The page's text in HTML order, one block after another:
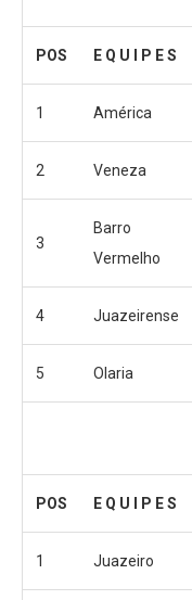
POS E Q U I P E S
1 América
2 Veneza
3
Barro
Vermelho
4 Juazeirense
5 Olaria
POS E Q U I P E S
1 Juazeiro